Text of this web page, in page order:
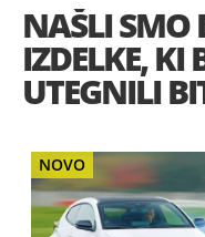
NAŠLI SMO
IZDELKE, KI
UTEGNILI
NOVO